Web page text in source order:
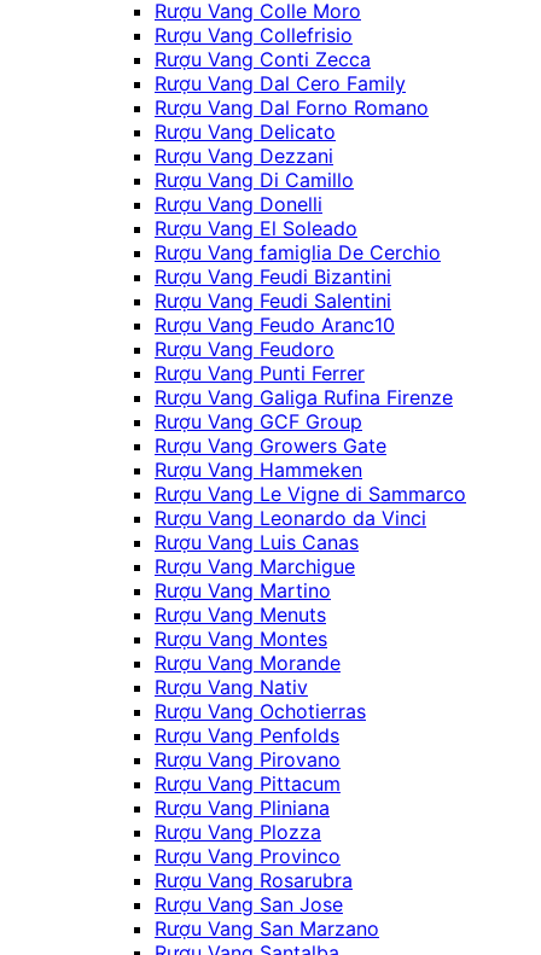
Rượu Vang Colle Moro
Rượu Vang Collefrisio
Rượu Vang Conti Zecca
Rượu Vang Dal Cero Family
Rượu Vang Dal Forno Romano
Rượu Vang Delicato
Rượu Vang Dezzani
Rượu Vang Di Camillo
Rượu Vang Donelli
Rượu Vang El Soleado
Rượu Vang famiglia De Cerchio
Rượu Vang Feudi Bizantini
Rượu Vang Feudi Salentini
Rượu Vang Feudo Aranc10
Rượu Vang Feudoro
Rượu Vang Punti Ferrer
Rượu Vang Galiga Rufina Firenze
Rượu Vang GCF Group
Rượu Vang Growers Gate
Rượu Vang Hammeken
Rượu Vang Le Vigne di Sammarco
Rượu Vang Leonardo da Vinci
Rượu Vang Luis Canas
Rượu Vang Marchigue
Rượu Vang Martino
Rượu Vang Menuts
Rượu Vang Montes
Rượu Vang Morande
Rượu Vang Nativ
Rượu Vang Ochotierras
Rượu Vang Penfolds
Rượu Vang Pirovano
Rượu Vang Pittacum
Rượu Vang Pliniana
Rượu Vang Plozza
Rượu Vang Provinco
Rượu Vang Rosarubra
Rượu Vang San Jose
Rượu Vang San Marzano